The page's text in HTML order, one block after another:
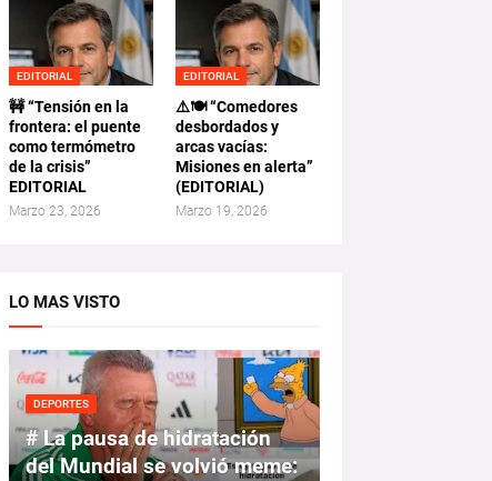
EDITORIAL
🚧 “Tensión en la
frontera: el puente
como termómetro
de la crisis”
EDITORIAL
Marzo 23, 2026
EDITORIAL
⚠️🍽️ “Comedores
desbordados y
arcas vacías:
Misiones en alerta”
(EDITORIAL)
Marzo 19, 2026
LO MAS VISTO
DEPORTES
# La pausa de hidratación
del Mundial se volvió meme: